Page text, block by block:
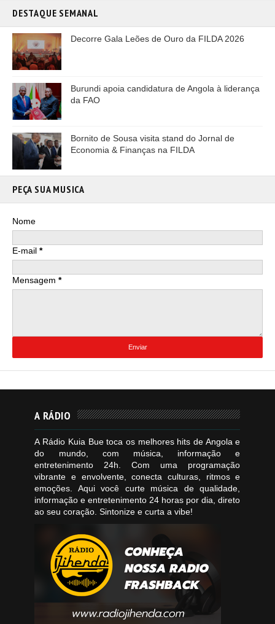
DESTAQUE SEMANAL
Decorre Gala Leões de Ouro da FILDA 2026
Burundi apoia candidatura de Angola à liderança
da FAO
Bornito de Sousa visita stand do Jornal de
Economia & Finanças na FILDA
PEÇA SUA MUSICA
Nome
E-mail *
Mensagem *
A RÁDIO
A Rádio Kuia Bue toca os melhores hits de Angola e
do mundo, com música, informação e
entretenimento 24h. Com uma programação
vibrante e envolvente, conecta culturas, ritmos e
emoções. Aqui você curte música de qualidade,
informação e entretenimento 24 horas por dia, direto
ao seu coração. Sintonize e curta a vibe!